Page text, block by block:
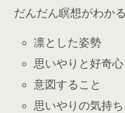
だんだん瞑想がわか
凛とした姿勢
思いやりと好奇心
意図すること
思いやりの気持ち